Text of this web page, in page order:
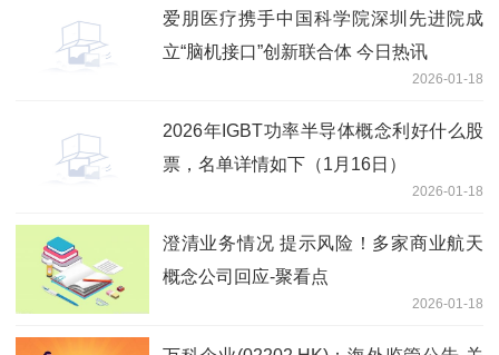
爱朋医疗携手中国科学院深圳先进院成
立“脑机接口”创新联合体 今日热讯
2026-01-18
2026年IGBT功率半导体概念利好什么股
票，名单详情如下（1月16日）
2026-01-18
澄清业务情况 提示风险！多家商业航天
概念公司回应-聚看点
2026-01-18